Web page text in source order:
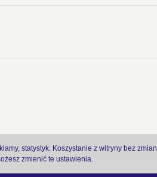
statystyk. Koszystanie z witryny bez
zmienić te ustawienia.